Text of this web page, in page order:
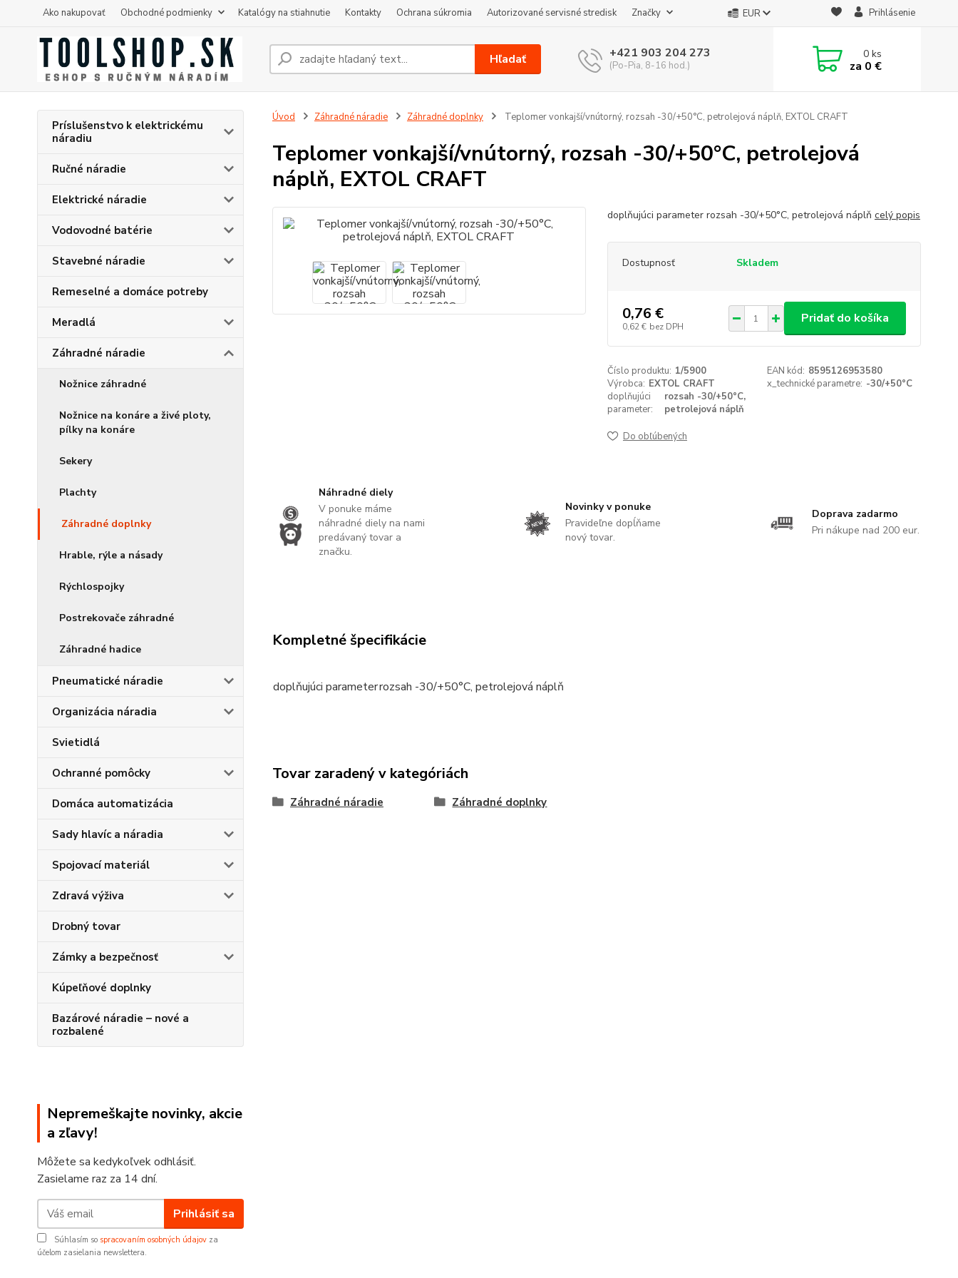
Ako nakupovať Obchodné podmienky Katalógy na stiahnutie Kontakty Ochrana súkromia Autorizované servisné stredisk Značky EUR Prihlásenie
Hľadať +421 903 204 273
(Po-Pia, 8-16 hod.)
0ks
za 0 €
Príslušenstvo k elektrickému
náradiu
Ručné náradie
Elektrické náradie
Vodovodné batérie
Stavebné náradie
Remeselné a domáce potreby
Meradlá
Záhradné náradie
Nožnice záhradné
Nožnice na konáre a živé ploty,
pílky na konáre
Sekery
Plachty
Záhradné doplnky
Hrable, rýle a násady
Rýchlospojky
Postrekovače záhradné
Záhradné hadice
Pneumatické náradie
Organizácia náradia
Svietidlá
Ochranné pomôcky
Domáca automatizácia
Sady hlavíc a náradia
Spojovací materiál
Zdravá výživa
Drobný tovar
Zámky a bezpečnosť
Kúpeľňové doplnky
Bazárové náradie – nové a
rozbalené
Nepremeškajte novinky, akcie
a zľavy!
Môžete sa kedykoľvek odhlásiť.
Zasielame raz za 14 dní.
Prihlásiť sa
Súhlasím so spracovaním osobných údajov za
účelom zasielania newslettera.
Úvod Záhradné náradie Záhradné doplnky Teplomer vonkajší/vnútorný, rozsah -30/+50°C, petrolejová náplň, EXTOL CRAFT
Teplomer vonkajší/vnútorný, rozsah -30/+50°C, petrolejová
náplň, EXTOL CRAFT
doplňujúci parameter rozsah -30/+50°C, petrolejová náplň celý popis
Dostupnosť Skladem
0,76 €
0,62 € bez DPH
Pridať do košíka
Číslo produktu: 1/5900 EAN kód: 8595126953580
Výrobca: EXTOL CRAFT x_technické parametre: -30/+50°C
doplňujúci
parameter:
rozsah -30/+50°C,
petrolejová náplň
Do obľúbených
Náhradné diely
V ponuke máme
náhradné diely na nami
predávaný tovar a
značku.
Novinky v ponuke
Pravideľne dopĺňame
nový tovar.
Doprava zadarmo
Pri nákupe nad 200 eur.
Kompletné špecifikácie
doplňujúci parameterrozsah -30/+50°C, petrolejová náplň
Tovar zaradený v kategóriách
Záhradné náradie Záhradné doplnky